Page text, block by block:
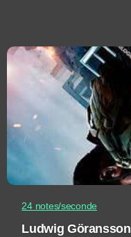
24 notes/seconde
Ludwig Göransson